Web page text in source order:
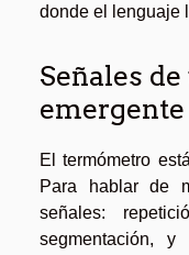
donde el lenguaje
Señales
emergente
El termómetro
Para hablar de
señales:
segmentación,